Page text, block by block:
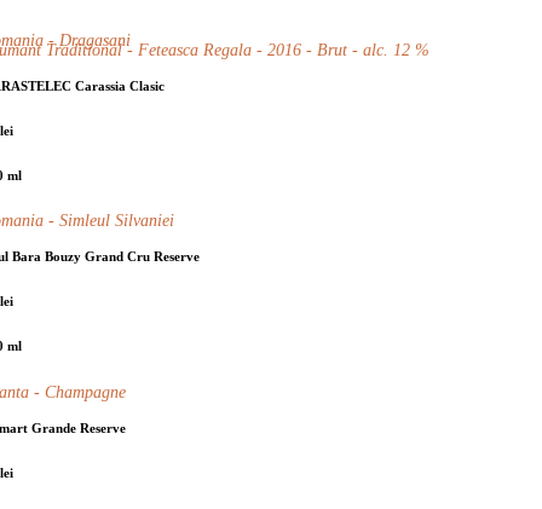
- Dragasani
Traditional - Feteasca Regala - 2016 - Brut - alc. 12 %
Carassia Clasic
ml
- Simleul Silvaniei
Bara Bouzy Grand Cru Reserve
ml
- Champagne
Grande Reserve